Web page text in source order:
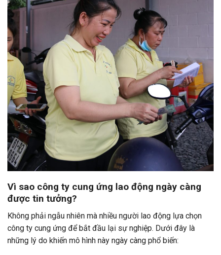
Vì sao công ty cung ứng lao động ngày càng
được tin tưởng?
Không phải ngẫu nhiên mà nhiều người lao động lựa chọn
công ty cung ứng để bắt đầu lại sự nghiệp. Dưới đây là
những lý do khiến mô hình này ngày càng phổ biến: